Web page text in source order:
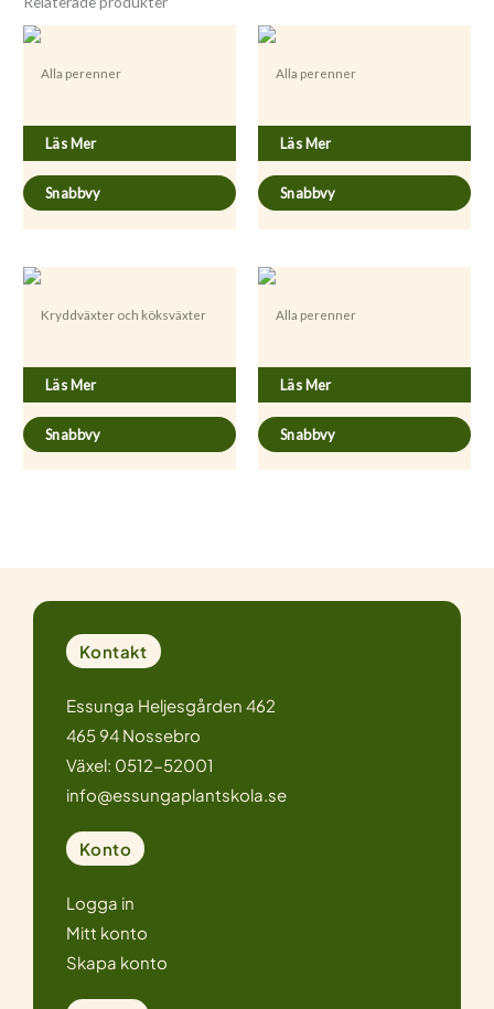
Alla perenner
Läs Mer
Snabbvy
Alla perenner
Läs Mer
Snabbvy
Kryddväxter och köksväxter
Läs Mer
Snabbvy
Alla perenner
Läs Mer
Snabbvy
Kontakt
Essunga Heljesgården 462
465 94 Nossebro
Växel: 0512-52001
info@essungaplantskola.se
Konto
Logga in
Mitt konto
Skapa konto